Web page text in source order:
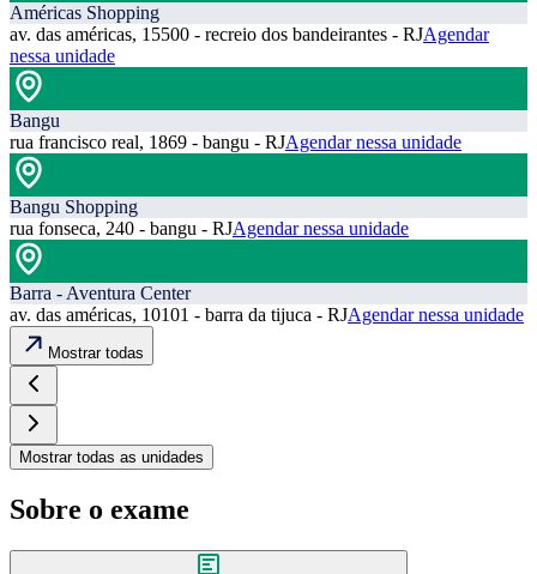
Américas Shopping
av. das américas, 15500 - recreio dos bandeirantes - RJAgendar
nessa unidade
Bangu
rua francisco real, 1869 - bangu - RJAgendar nessa unidade
Bangu Shopping
rua fonseca, 240 - bangu - RJAgendar nessa unidade
Barra - Aventura Center
av. das américas, 10101 - barra da tijuca - RJAgendar nessa unidade
Mostrar todas
Mostrar todas as unidades
Sobre o exame